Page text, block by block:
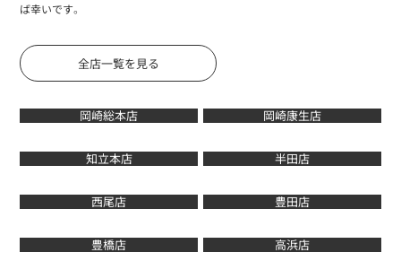
ば幸いです。
全店一覧を見る
岡崎総本店 岡崎康生店
知立本店 半田店
西尾店 豊田店
豊橋店 高浜店